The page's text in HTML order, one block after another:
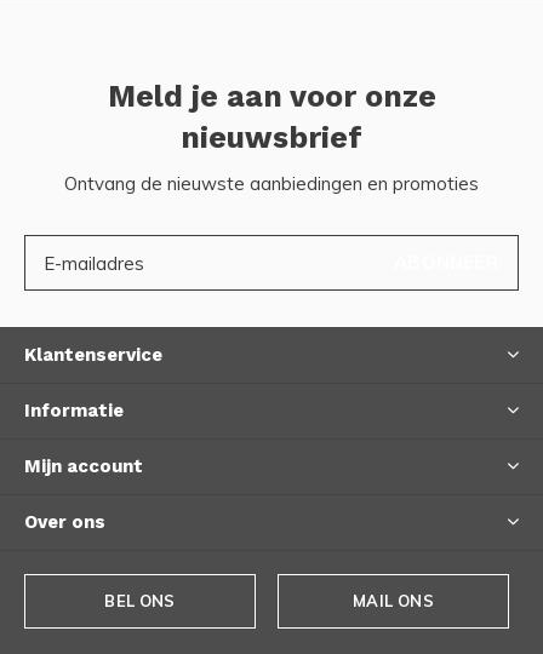
Meld je aan voor onze
nieuwsbrief
Ontvang de nieuwste aanbiedingen en promoties
Klantenservice
Informatie
Mijn account
Over ons
BEL ONS MAIL ONS